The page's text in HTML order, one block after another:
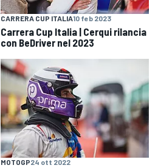
CARRERA CUP ITALIA10 feb 2023
Carrera Cup Italia | Cerqui rilancia
con BeDriver nel 2023
MOTOGP24 ott 2022